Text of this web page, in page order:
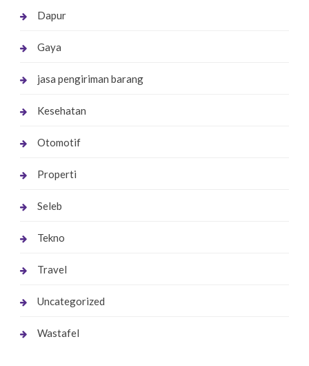
Dapur
Gaya
jasa pengiriman barang
Kesehatan
Otomotif
Properti
Seleb
Tekno
Travel
Uncategorized
Wastafel